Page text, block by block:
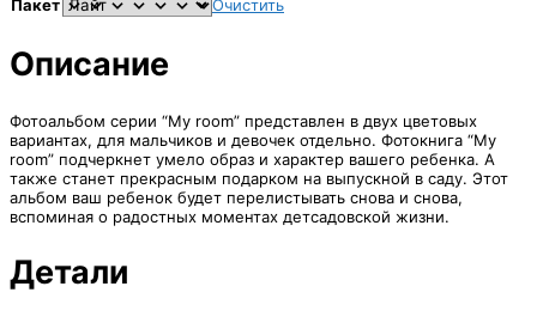
Пакет Очистить
Описание
Фотоальбом серии “My room” представлен в двух цветовых
вариантах, для мальчиков и девочек отдельно. Фотокнига “My
room” подчеркнет умело образ и характер вашего ребенка. А
также станет прекрасным подарком на выпускной в саду. Этот
альбом ваш ребенок будет перелистывать снова и снова,
вспоминая о радостных моментах детсадовской жизни.
Детали